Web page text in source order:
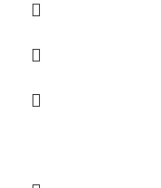
έχει